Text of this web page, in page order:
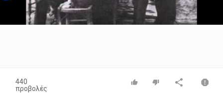
Video
440
προβολές